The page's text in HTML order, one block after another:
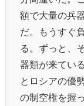
額で大量の兵
だ。もうすぐ
る。ずっと、
器類が来てい
とロシアの優
の制空権を握